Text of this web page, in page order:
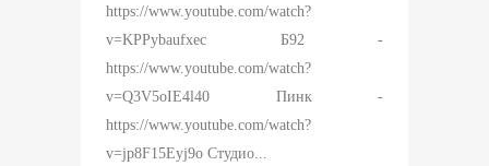
https://www.youtube.com/watch?
v=KPPybaufxec Б92 -
https://www.youtube.com/watch?
v=Q3V5oIE4l40 Пинк -
https://www.youtube.com/watch?
v=jp8F15Eyj9o Студио...